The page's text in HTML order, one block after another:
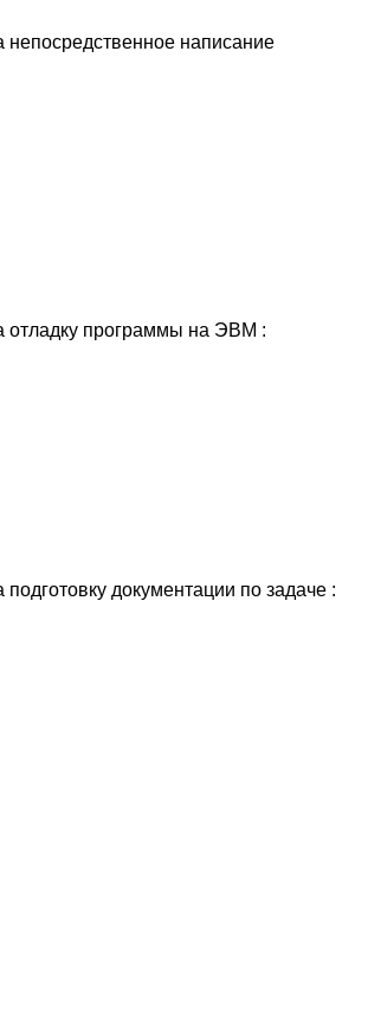
непосредственное написание
отладку программы на ЭВМ :
подготовку документации по задаче :